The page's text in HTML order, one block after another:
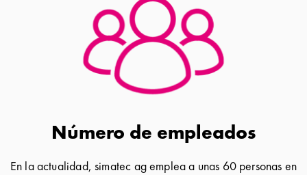
Número de empleados
En la actualidad, simatec ag emplea a unas 60 personas en